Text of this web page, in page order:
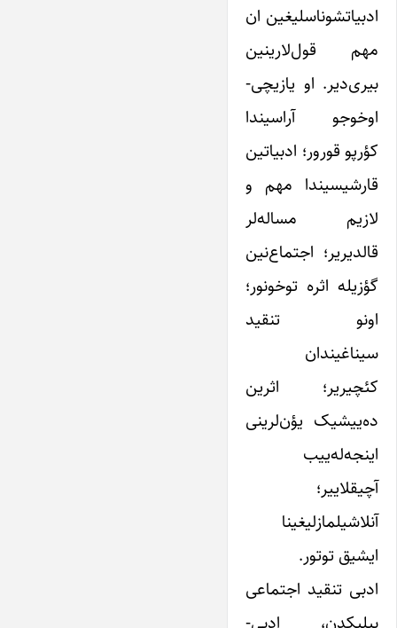
ادبیاتشوناسلیغین ان
مهم قول‌لارینین
بیری‌دیر. او یازیچی‌-
اوخوجو آراسیندا
کؤرپو قورور؛ ادبیاتین
قارشیسیندا مهم و
لازیم مساله‌لر
قالدیریر؛ اجتماع‌نین
گؤزیله اثره توخونور؛
اونو تنقید‌
سیناغیندان
کئچیریر؛ اثرین
ده‌ییشیک یؤن‌لرینی
اینجه‌له‌ییب
آچیقلاییر؛
آنلاشیلمازلیغینا
ایشیق توتور.
ادبی تنقید اجتماعی
بیلیکدن، ادبی-